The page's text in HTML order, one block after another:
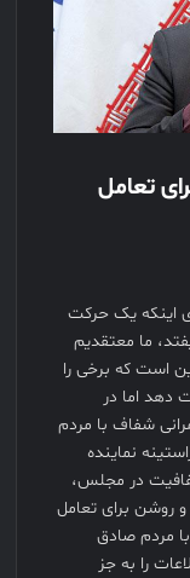
تعامل
اینکه یک حرکت
ما معتقدیم
است که برخی را
دهد اما در
شفاف با مردم
نماینده
در مجلس،
روشن برای تعامل
مردم صادق
را به جز